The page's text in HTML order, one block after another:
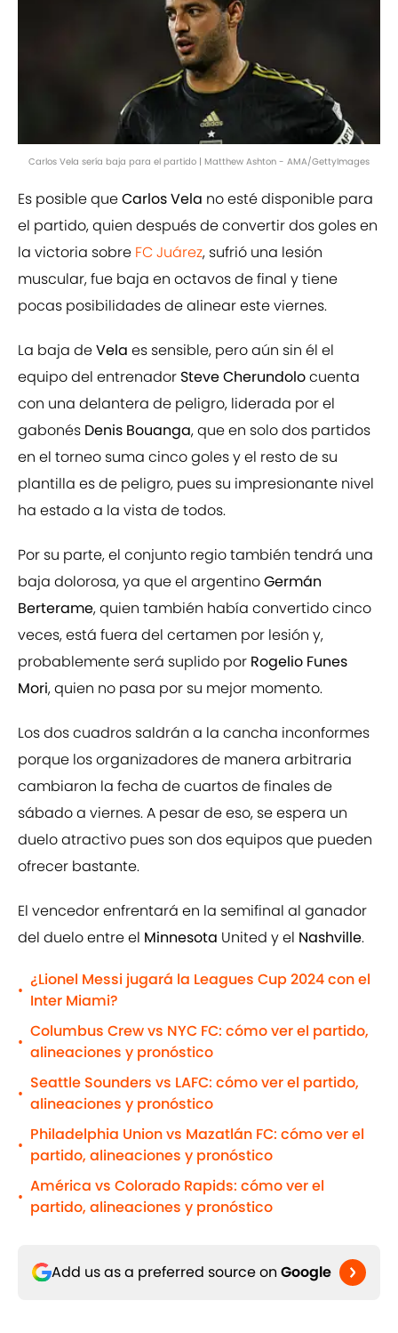
Carlos Vela sería baja para el partido | Matthew Ashton - AMA/GettyImages
Es posible queCarlos Vela no esté disponible para
el partido, quien después de convertir dos goles en
la victoria sobre FC Juárez, sufrió una lesión
muscular, fue baja en octavos de final y tiene
pocas posibilidades de alinear este viernes.
La baja deVela es sensible, pero aún sin él el
equipo del entrenador Steve Cherundolocuenta
con una delantera de peligro, liderada por el
gabonés Denis Bouanga, que en solo dos partidos
en el torneo suma cinco goles y el resto de su
plantilla es de peligro, pues su impresionante nivel
ha estado a la vista de todos.
Por su parte, el conjunto regio también tendrá una
baja dolorosa, ya que el argentinoGermán
Berterame, quien también había convertido cinco
veces, está fuera del certamen por lesión y,
probablemente será suplido por Rogelio Funes
Mori, quien no pasa por su mejor momento.
Los dos cuadros saldrán a la cancha inconformes
porque los organizadores de manera arbitraria
cambiaron la fecha de cuartos de finales de
sábado a viernes. A pesar de eso, se espera un
duelo atractivo pues son dos equipos que pueden
ofrecer bastante.
El vencedor enfrentará en la semifinal al ganador
del duelo entre el Minnesota United y el Nashville.
•
¿Lionel Messi jugará la Leagues Cup 2024 con el
Inter Miami?
•
Columbus Crew vs NYC FC: cómo ver el partido,
alineaciones y pronóstico
•
Seattle Sounders vs LAFC: cómo ver el partido,
alineaciones y pronóstico
•
Philadelphia Union vs Mazatlán FC: cómo ver el
partido, alineaciones y pronóstico
•
América vs Colorado Rapids: cómo ver el
partido, alineaciones y pronóstico
Add us as a preferred source on Google